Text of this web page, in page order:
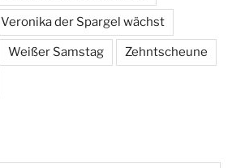
Veronika der Spargel wächst
Weißer Samstag Zehntscheune